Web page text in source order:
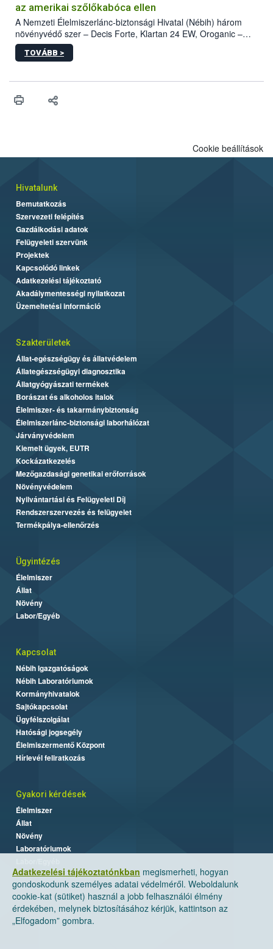
az amerikai szőlőkabóca ellen
A Nemzeti Élelmiszerlánc-biztonsági Hivatal (Nébih) három
növényvédő szer – Decis Forte, Klartan 24 EW, Oroganic –
engedélyokiratát módosította, így azok a szüretet követően,
egészen a vesszőérettség (BBCH 91) stádiumáig
érésű szőlőkben is legyen lehetőség a károsító elleni további
felhasználók számára is elérhető és ökológiai termesztésben is
TOVÁBB >
Adatkezelési tájékoztatónkban megismerheti, hogyan
gondoskodunk személyes adatai védelméről. Weboldalunk
cookie-kat (sütiket) használ a jobb felhasználói élmény
érdekében, melynek biztosításához kérjük, kattintson az
„Elfogadom” gombra.
Cookie beállítások
Hivatalunk
Bemutatkozás
Szervezeti felépítés
Gazdálkodási adatok
Felügyeleti szervünk
Projektek
Kapcsolódó linkek
Adatkezelési tájékoztató
Akadálymentességi nyilatkozat
Üzemeltetési információ
Szakterületek
Állat-egészségügy és állatvédelem
Állategészségügyi diagnosztika
Állatgyógyászati termékek
Borászat és alkoholos italok
Élelmiszer- és takarmánybiztonság
Élelmiszerlánc-biztonsági laborhálózat
Járványvédelem
Kiemelt ügyek, EUTR
Kockázatkezelés
Mezőgazdasági genetikai erőforrások
Növényvédelem
Nyilvántartási és Felügyeleti Díj
Rendszerszervezés és felügyelet
Termékpálya-ellenőrzés
Ügyintézés
Élelmiszer
Állat
Növény
Labor/Egyéb
Kapcsolat
Nébih Igazgatóságok
Nébih Laboratóriumok
Kormányhivatalok
Sajtókapcsolat
Ügyfélszolgálat
Hatósági jogsegély
Élelmiszermentő Központ
Hírlevél feliratkozás
Gyakori kérdések
Élelmiszer
Állat
Növény
Laboratóriumok